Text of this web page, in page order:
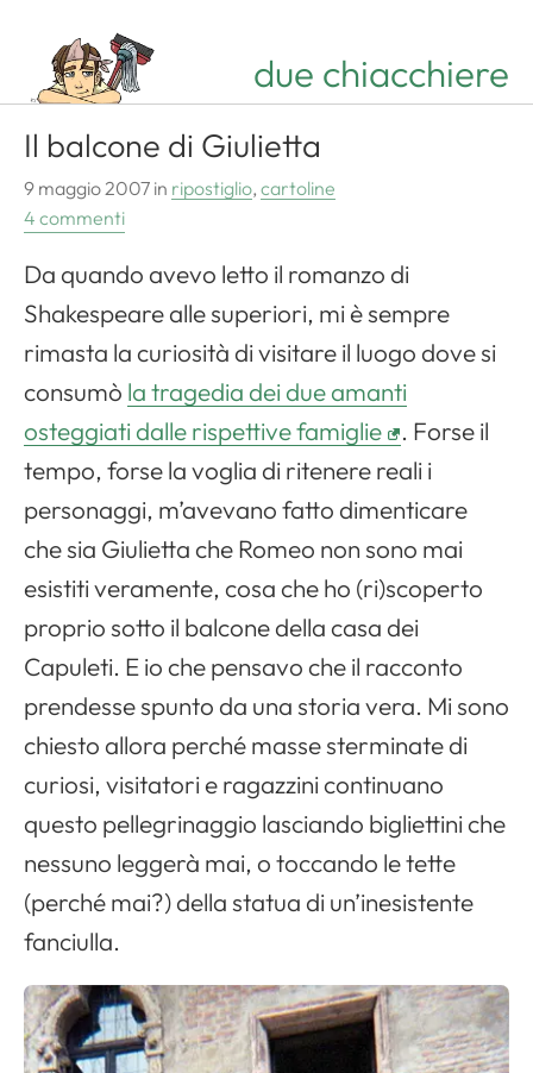
due chiacchiere
Il balcone di Giulietta
9 maggio 2007 in ripostiglio, cartoline
4 commenti
Da quando avevo letto il romanzo di
Shakespearealle superiori, mi è sempre
rimasta la curiosità di visitare il luogo dove si
consumò la tragedia dei due amanti
osteggiati dalle rispettive famiglie
. Forse il
tempo, forse la voglia di ritenere reali i
personaggi, m’avevano fatto dimenticare
che sia Giulietta che Romeo non sono mai
esistiti veramente, cosa che ho (ri)scoperto
proprio sotto il balcone della casa dei
Capuleti. E io che pensavo che il racconto
prendesse spunto da una storia vera. Mi sono
chiesto allora perché masse sterminate di
curiosi, visitatori e ragazzini continuano
questo pellegrinaggio lasciando bigliettini che
nessuno leggerà mai, o toccando le tette
(perché mai?) della statua di un’inesistente
fanciulla.